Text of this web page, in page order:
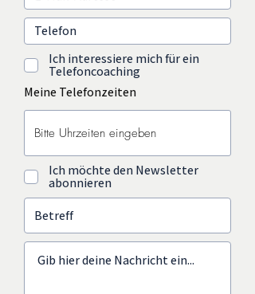
Ich interessiere mich für ein
Telefoncoaching
Meine Telefonzeiten
Ich möchte den Newsletter
abonnieren